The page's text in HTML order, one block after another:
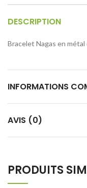
DESCRIPTION
Bracelet Nagas en métal
INFORMATIONS
AVIS (0)
PRODUITS